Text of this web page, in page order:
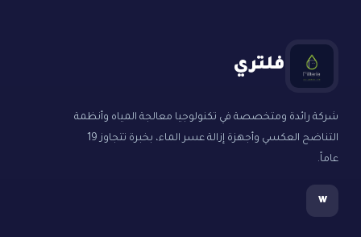
فلتري
شركة رائدة ومتخصصة في تكنولوجيا معالجة المياه وأنظمة
التناضح العكسي وأجهزة إزالة عسر الماء، بخبرة تتجاوز 19
عاماً.
w